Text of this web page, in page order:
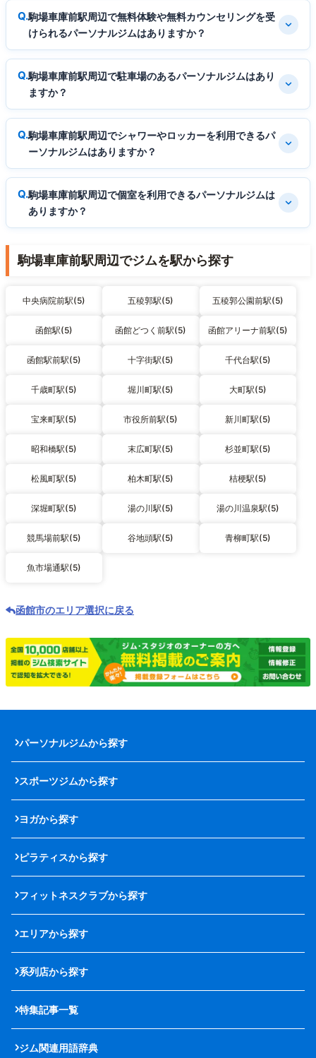
駒場車庫前駅周辺で無料体験や無料カウンセリングを受
けられるパーソナルジムはありますか？
駒場車庫前駅周辺で駐車場のあるパーソナルジムはあり
ますか？
駒場車庫前駅周辺でシャワーやロッカーを利用できるパ
ーソナルジムはありますか？
駒場車庫前駅周辺で個室を利用できるパーソナルジムは
ありますか？
駒場車庫前駅周辺でジムを駅から探す
中央病院前駅(5) 五稜郭駅(5) 五稜郭公園前駅(5)
函館駅(5) 函館どつく前駅(5) 函館アリーナ前駅(5)
函館駅前駅(5) 十字街駅(5) 千代台駅(5)
千歳町駅(5) 堀川町駅(5) 大町駅(5)
宝来町駅(5) 市役所前駅(5) 新川町駅(5)
昭和橋駅(5) 末広町駅(5) 杉並町駅(5)
松風町駅(5) 柏木町駅(5) 桔梗駅(5)
深堀町駅(5) 湯の川駅(5) 湯の川温泉駅(5)
競馬場前駅(5) 谷地頭駅(5) 青柳町駅(5)
魚市場通駅(5)
函館市のエリア選択に戻る
パーソナルジムから探す
スポーツジムから探す
ヨガから探す
ピラティスから探す
フィットネスクラブから探す
エリアから探す
系列店から探す
特集記事一覧
ジム関連用語辞典